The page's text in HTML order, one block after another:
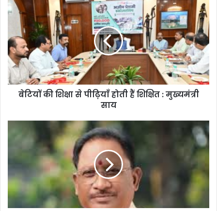
बेटियों की शिक्षा से पीढ़ियाँ होती हैं शिक्षित : मुख्यमंत्री
साय